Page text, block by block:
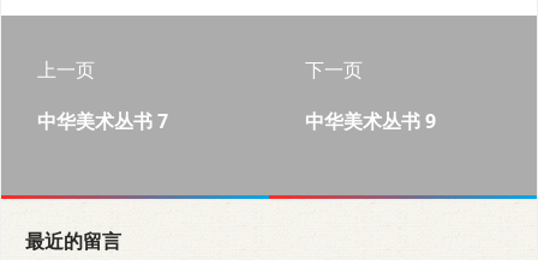
上一页
中华美术丛书 7
下一页
中华美术丛书 9
最近的留言